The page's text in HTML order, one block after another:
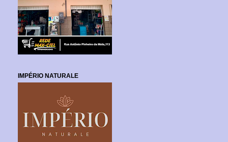
IMPÉRIO NATURALE